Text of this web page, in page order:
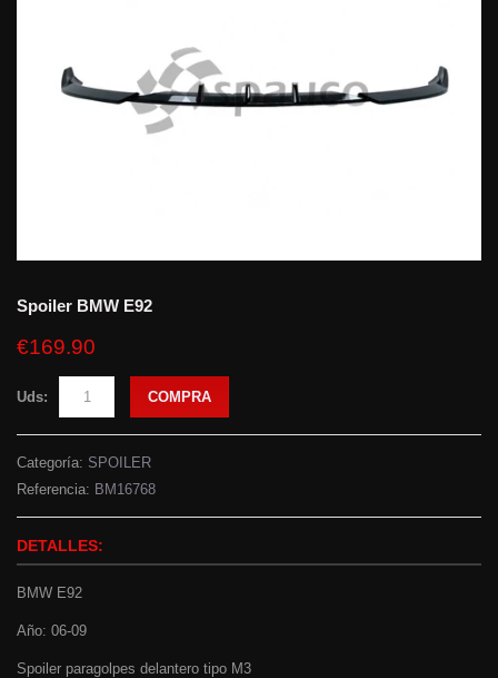
Spoiler BMW E92
€169.90
Uds: COMPRA
Categoría: SPOILER
Referencia: BM16768
DETALLES:
BMW E92
Año: 06-09
Spoiler paragolpes delantero tipo M3